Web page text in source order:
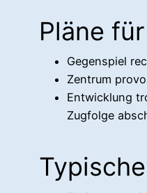
Pläne
Gegenspiel
Zentrum
Entwicklung
Zugfolge